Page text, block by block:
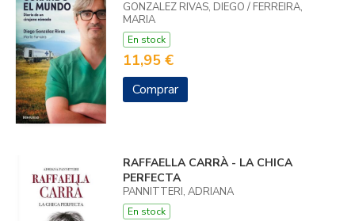
GONZALEZ RIVAS, DIEGO / FERREIRA,
MARIA
En stock
11,95 €
Comprar
RAFFAELLA CARRÀ - LA CHICA
PERFECTA
PANNITTERI, ADRIANA
En stock